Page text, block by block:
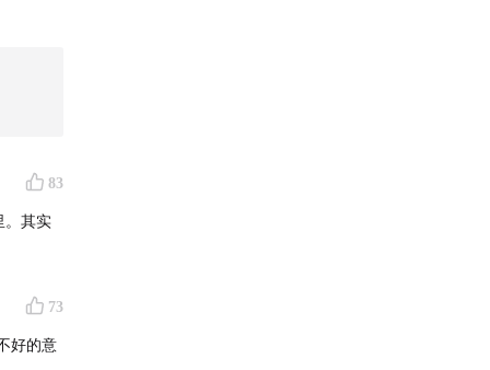
83
。其实
73
好的意